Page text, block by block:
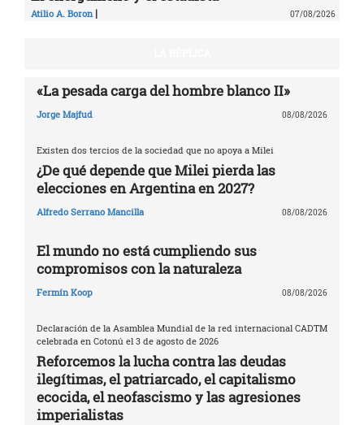
Atilio A. Boron | 07/08/2026
«La pesada carga del hombre blanco II»
Jorge Majfud 08/08/2026
Existen dos tercios de la sociedad que no apoya a Milei
¿De qué depende que Milei pierda las
elecciones en Argentina en 2027?
Alfredo Serrano Mancilla 08/08/2026
El mundo no está cumpliendo sus
compromisos con la naturaleza
Fermín Koop 08/08/2026
Declaración de la Asamblea Mundial de la red internacional CADTM
celebrada en Cotonú el 3 de agosto de 2026
Reforcemos la lucha contra las deudas
ilegítimas, el patriarcado, el capitalismo
ecocida, el neofascismo y las agresiones
imperialistas